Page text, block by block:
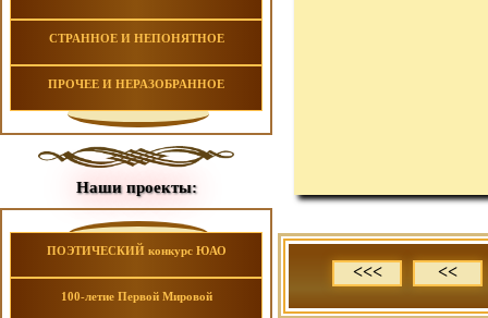
СТРАННОЕ И НЕПОНЯТНОЕ
ПРОЧЕЕ И НЕРАЗОБРАННОЕ
Наши проекты:
ПОЭТИЧЕСКИЙ конкурс ЮАО
100-летие Первой Мировой
<<< <<